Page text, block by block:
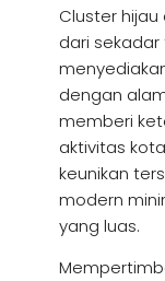
Cluster hijau
dari
dengan
memberi
aktivitas
keunikan
modern
yang luas.